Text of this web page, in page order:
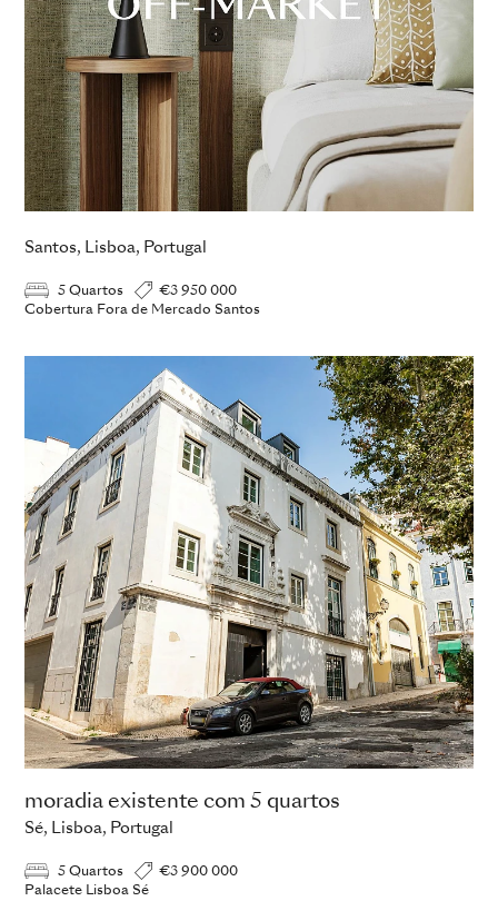
Santos, Lisboa, Portugal
5 Quartos
€3 950 000
Cobertura Fora de Mercado Santos
moradia existente com 5 quartos
Sé, Lisboa, Portugal
5 Quartos
€3 900 000
Palacete Lisboa Sé